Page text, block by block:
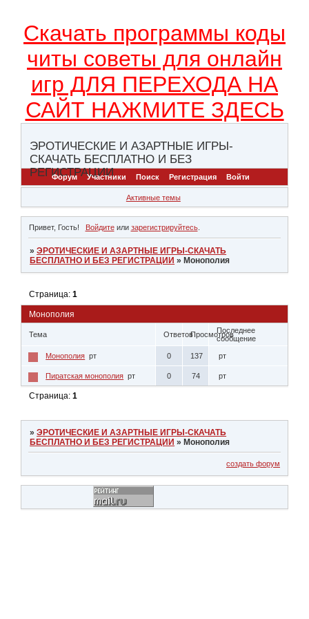
Скачать программы коды
читы советы для онлайн
игр ДЛЯ ПЕРЕХОДА НА
САЙТ НАЖМИТЕ ЗДЕСЬ
ЭРОТИЧЕСКИЕ И АЗАРТНЫЕ ИГРЫ-
СКАЧАТЬ БЕСПЛАТНО И БЕЗ
РЕГИСТРАЦИИ
Форум Участники Поиск Регистрация Войти
Активные темы
Привет, Гость! Войдитеили зарегистрируйтесь.
»ЭРОТИЧЕСКИЕ И АЗАРТНЫЕ ИГРЫ-СКАЧАТЬ
БЕСПЛАТНО И БЕЗ РЕГИСТРАЦИИ » Монополия
Монополия
Страница:1
Тема ОтветовПросмотровПоследнее
сообщение
Монополия рт 0 137 рт
Пиратская монополия рт 0 74 рт
Страница:1
»ЭРОТИЧЕСКИЕ И АЗАРТНЫЕ ИГРЫ-СКАЧАТЬ
БЕСПЛАТНО И БЕЗ РЕГИСТРАЦИИ »Монополия
создать форум